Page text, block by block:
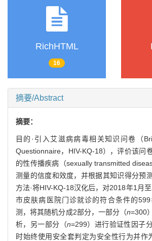
RichHTML
16
摘要/Abstract
摘要：
目的·引入艾滋病病毒相关知识问卷（
Questionnaire，HIV-KQ-18），评价该问
的性传播疾病（sexually transmitted
测量的信度和效度，并根据其知识得分预
方法·将HIV-KQ-18汉化后，对2018年1月
市皮肤病医院门诊就诊的符合条件的
测，将其随机分成2部分，一部分（n=300
析，另一部分（n=299）进行验证性因子
时始终使用安全套判定为安全性行为并作